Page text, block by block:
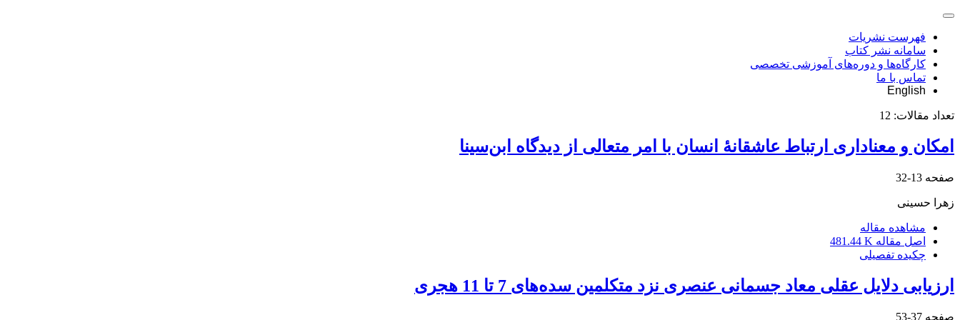
فهرست نشریات
سامانه نشر کتاب
کارگاه‌ها و دوره‌های آموزشی تخصصی
تماس با ما
English
تعداد مقالات: 12
امکان و معناداری ارتباط عاشقانۀ انسان با امر متعالی از دیدگاه ابن‌سینا
صفحه 13-32
زهرا حسینی
مشاهده مقاله
اصل مقاله 481.44 K
چکیده تفصیلی
ارزیابی دلایل عقلی معاد جسمانی عنصری نزد متکلمین سده‌های 7 تا 11 هجری
صفحه 37-53